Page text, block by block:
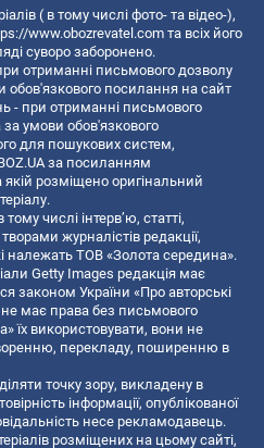
( в тому числі фото- та відео-),
www.obozrevatel.com та всіх його
суворо заборонено.
отриманні письмового дозволу
обов'язкового посилання на сайт
- при отриманні письмового
умови обов'язкового
для пошукових систем,
за посиланням
якій розміщено оригінальний
числі інтерв’ю, статті,
журналістів редакції,
належать ТОВ «Золота середина».
Getty Images редакція має
законом України «Про авторські
не має права без письмового
їх використовувати, вони не
перекладу, поширенню в
точку зору, викладену в
інформації, опублікованої
несе рекламодавець.
розміщених на цьому сайті,